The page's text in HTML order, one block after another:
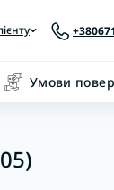
Умови